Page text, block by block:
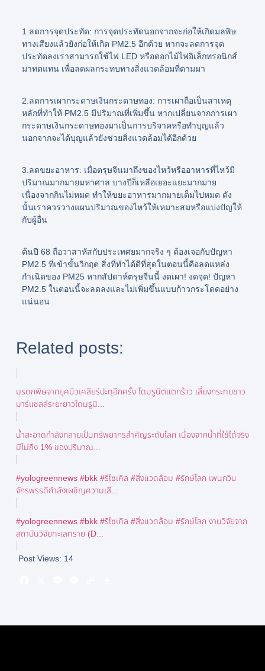
1.ลดการจุดประทัด: การจุดประทัดนอกจากจะก่อให้เกิดมลพิษ
ทางเสียงแล้วยังก่อให้เกิด PM2.5 อีกด้วย หากจะลดการจุด
ประทัดลงเราสามารถใช้ไฟ LED หรือดอกไม้ไฟอิเล็กทรอนิกส์
มาทดแทน เพื่อลดผลกระทบทางสิ่งแวดล้อมที่ตามมา
2.ลดการเผากระดาษเงินกระดาษทอง: การเผาถือเป็นสาเหตุ
หลักที่ทำให้ PM2.5 มีปริมาณที่เพิ่มขึ้น หากเปลี่ยนจากการเผา
กระดาษเงินกระดาษทองมาเป็นการบริจาคหรือทำบุญแล้ว
นอกจากจะได้บุญแล้วยังช่วยสิ่งแวดล้อมได้อีกด้วย
3.ลดขยะอาหาร: เมื่อตรุษจีนมาถึงของไหว้หรืออาหารที่ไหว้มี
ปริมาณมากมายมหาศาล บางปีก็เหลือเยอะแยะมากมาย
เนื่องจากกินไม่หมด ทำให้ขยะอาหารมากมายเต็มไปหมด ดัง
นั้นเราควรวางแผนปริมาณของไหว้ให้เหมาะสมหรือแบ่งปัญให้
กับผู้อื่น
ต้นปี 68 ถือวาสาหัสกับประเทศยมากจริง ๆ ต้องเจอกับปัญหา
PM2.5 ที่เข้าขั้นวิกฤต สิ่งที่ทำได้ดีที่สุดในตอนนี้คือลดแหล่ง
กำเนิดของ PM25 หากสัปดาห์ตรุษจีนนี้ งดเผา! งดจุด! ปัญหา
PM2.5 ในตอนนี้จะลดลงและไม่เพิ่มขึ้นแบบก้าวกระโดดอย่าง
แน่นอน
Related posts:
มรดกพิษจากยุคนิวเคลียร์ปะทุอีกครั้ง โดมรูนิตแตกร้าว เสี่ยงกระทบชาว
มาร์แชลล์ระยะยาวโดมรูนิ...
น้ำสะอาดกำลังกลายเป็นทรัพยากรสำคัญระดับโลก เนื่องจากน้ำที่ใช้ได้จริง
มีไม่ถึง 1% ของปริมาณ...
#yologreennews #bkk #รีไซเคิล #สิ่งแวดล้อม #รักษ์โลก เพนกวิน
จักรพรรดิกำลังเผชิญความเสี...
#yologreennews #bkk #รีไซเคิล #สิ่งแวดล้อม #รักษ์โลก งานวิจัยจาก
สถาบันวิจัยทะเลทราย (D...
Post Views: 14